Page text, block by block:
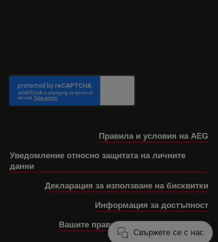
Свържете се с нас
Правила и условия на AEG
Уведомление относно защитата на личните
данни
Декларация за използване на бисквитки
Информация за достъпност
Вашите права при дефектен продукт